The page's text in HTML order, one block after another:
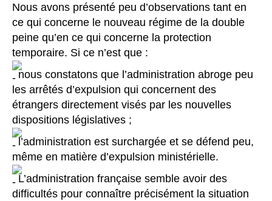
Nous avons présenté peu d’observations tant en
ce qui concerne le nouveau régime de la double
peine qu’en ce qui concerne la protection
temporaire. Si ce n’est que :
nous constatons que l’administration abroge peu
les arrêtés d’expulsion qui concernent des
étrangers directement visés par les nouvelles
dispositions législatives ;
l’administration est surchargée et se défend peu,
même en matière d’expulsion ministérielle.
L’administration française semble avoir des
difficultés pour connaître précisément la situation